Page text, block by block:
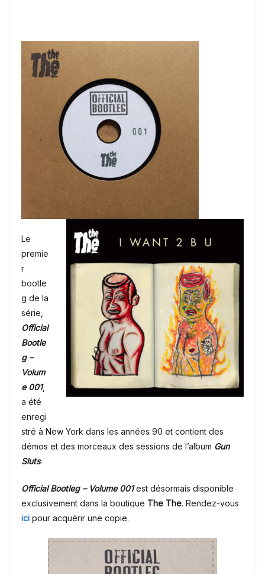
Le
premie
r
bootle
g de la
série,
Official
Bootle
g –
Volum
e 001,
a été
enregi
stré à New York dans les années 90 et contient des
démos et des morceaux des sessions de l’album Gun
Sluts.
Official Bootleg – Volume 001 est désormais disponible
exclusivement dans la boutique The The. Rendez-vous
ici pour acquérir une copie.